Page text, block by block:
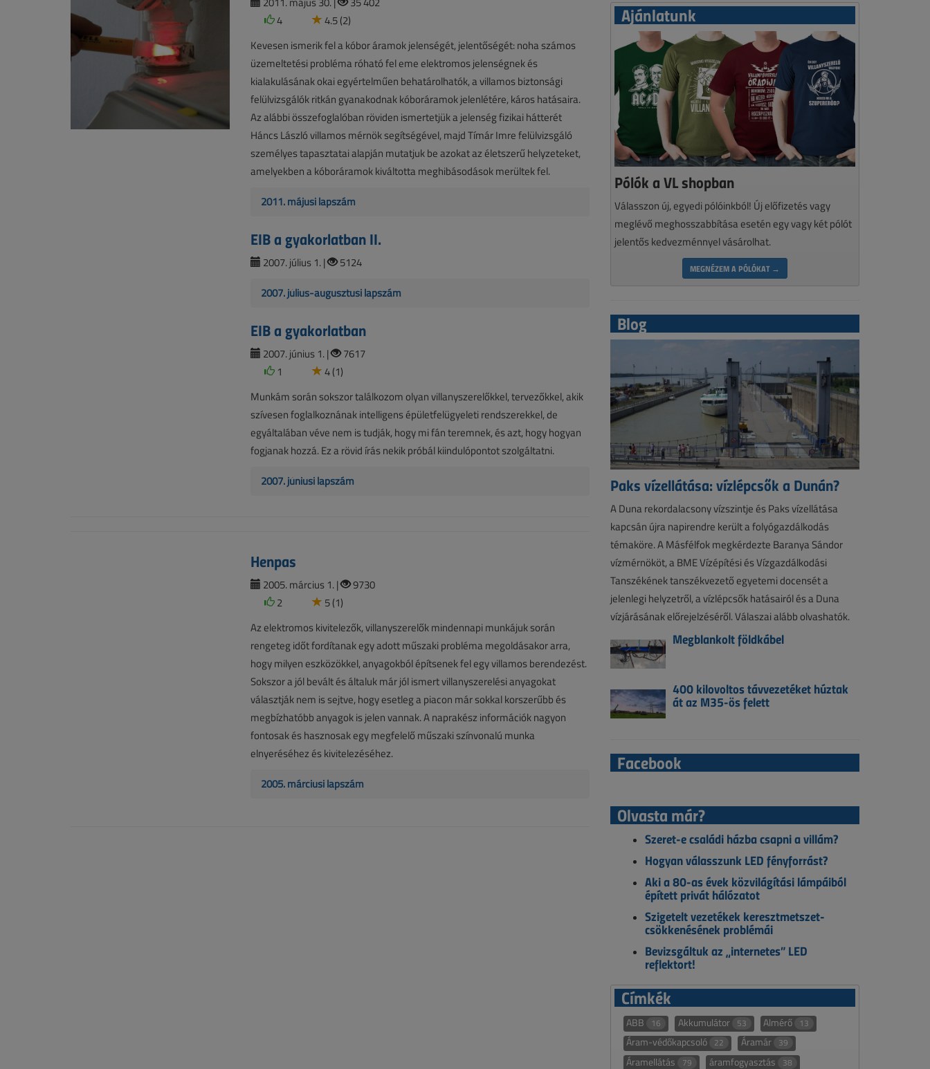
4
4.5 (2)
Kevesen ismerik fel a kóbor áramok jelenségét, jelentőségét: noha számos
üzemeltetési probléma róható fel eme elektromos jelenségnek és
kialakulásának okai egyértelműen behatárolhatók, a villamos biztonsági
felülvizsgálók ritkán gyanakodnak kóboráramok jelenlétére, káros hatásaira.
Az alábbi összefoglalóban röviden ismertetjük a jelenség fizikai hátterét
Háncs László villamos mérnök segítségével, majd Tímár Imre felülvizsgáló
személyes tapasztatai alapján mutatjuk be azokat az életszerű helyzeteket,
amelyekben a kóboráramok kiváltotta meghibásodások merültek fel.
2011. májusi lapszám
EIB a gyakorlatban II.
2007. július 1. | 5124
2007. július-augusztusi lapszám
EIB a gyakorlatban
2007. június 1. |
7617
1
4 (1)
Munkám során sokszor találkozom olyan villanyszerelőkkel, tervezőkkel, akik
szívesen foglalkoznának intelligens épületfelügyeleti rendszerekkel, de
egyáltalában véve nem is tudják, hogy mi fán teremnek, és azt, hogy hogyan
fogjanak hozzá. Ez a rövid írás nekik próbál kiindulópontot szolgáltatni.
2007. júniusi lapszám
Henpas
2005. március 1. |
9730
2
5 (1)
Az elektromos kivitelezők, villanyszerelők mindennapi munkájuk során
rengeteg időt fordítanak egy adott műszaki probléma megoldásakor arra,
hogy milyen eszközökkel, anyagokból építsenek fel egy villamos berendezést.
Sokszor a jól bevált és általuk már jól ismert villanyszerelési anyagokat
választják nem is sejtve, hogy esetleg a piacon már sokkal korszerűbb és
megbízhatóbb anyagok is jelen vannak. A naprakész információk nagyon
fontosak és hasznosak egy megfelelő műszaki színvonalú munka
elnyeréséhez és kivitelezéséhez.
2005. márciusi lapszám
Ajánlatunk
Pólók a VL shopban
Válasszon új, egyedi pólóinkból! Új előfizetés vagy
meglévő meghosszabbítása esetén egy vagy két pólót
jelentős kedvezménnyel vásárolhat.
MEGNÉZEM A PÓLÓKAT →
Blog
Paks vízellátása: vízlépcsők a Dunán?
A Duna rekordalacsony vízszintje és Paks vízellátása
kapcsán újra napirendre került a folyógazdálkodás
témaköre. A Másfélfok megkérdezte Baranya Sándor
vízmérnököt, a BME Vízépítési és Vízgazdálkodási
Tanszékének tanszékvezető egyetemi docensét a
jelenlegi helyzetről, a vízlépcsők hatásairól és a Duna
vízjárásának előrejelzéséről. Válaszai alább olvashatók.
Megblankolt földkábel
400 kilovoltos távvezetéket húztak
át az M35-ös felett
Facebook
Olvasta már?
Szeret-e családi házba csapni a villám?
Hogyan válasszunk LED fényforrást?
Aki a 80-as évek közvilágítási lámpáiból
épített privát hálózatot
Szigetelt vezetékek keresztmetszet-
csökkenésének problémái
Bevizsgáltuk az „internetes” LED
reflektort!
Címkék
ABB 16 Akkumulátor 53 Almérő 13
Áram-védőkapcsoló 22 Áramár 39
Áramellátás 79 áramfogyasztás 38